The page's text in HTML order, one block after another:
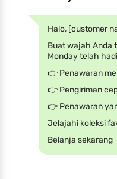
Halo, [customer
Buat wajah Anda
Monday telah
👉 Penawaran
👉 Pengiriman
👉 Penawaran
Jelajahi koleksi
Belanja sekarang